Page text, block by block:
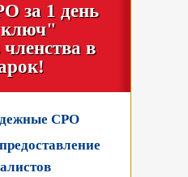
за 1 день
в
СРО